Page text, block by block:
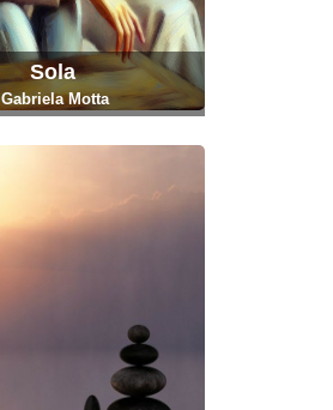
Sola
Gabriela Motta